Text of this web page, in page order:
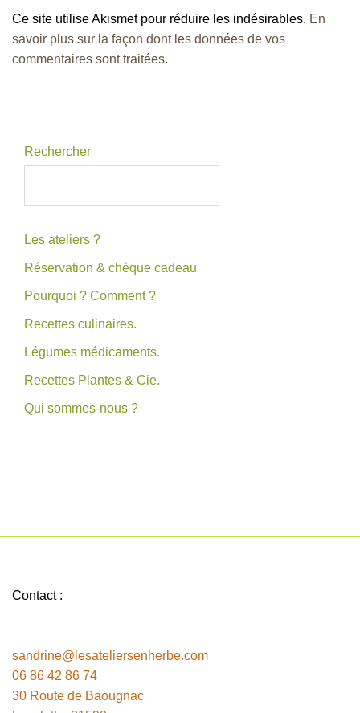
Ce site utilise Akismet pour réduire les indésirables. En
savoir plus sur la façon dont les données de vos
commentaires sont traitées.
Rechercher
Les ateliers ?
Réservation & chèque cadeau
Pourquoi ? Comment ?
Recettes culinaires.
Légumes médicaments.
Recettes Plantes & Cie.
Qui sommes-nous ?
Contact :
sandrine@lesateliersenherbe.com
06 86 42 86 74
30 Route de Baougnac